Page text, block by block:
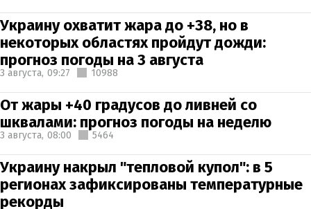
Украину охватит жара до +38, но в
некоторых областях пройдут дожди:
прогноз погоды на 3 августа
3 августа, 09:27 10988
От жары +40 градусов до ливней со
шквалами: прогноз погоды на неделю
3 августа, 08:00 5464
Украину накрыл "тепловой купол": в 5
регионах зафиксированы температурные
рекорды